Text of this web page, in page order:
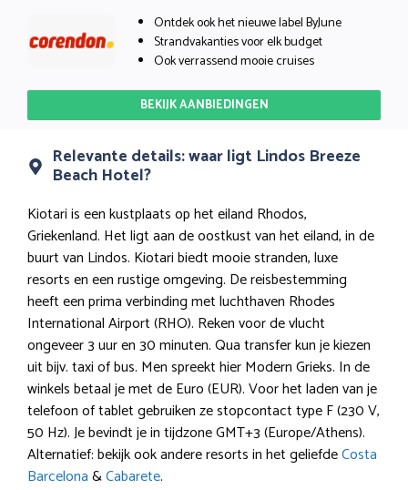
Ontdek ook het nieuwe label ByJune
Strandvakanties voor elk budget
Ook verrassend mooie cruises
BEKIJK AANBIEDINGEN
Relevante details: waar ligt Lindos Breeze
Beach Hotel?
Kiotari is een kustplaats op het eiland Rhodos,
Griekenland. Het ligt aan de oostkust van het eiland, in de
buurt van Lindos. Kiotari biedt mooie stranden, luxe
resorts en een rustige omgeving. De reisbestemming
heeft een prima verbinding met luchthaven Rhodes
International Airport (RHO). Reken voor de vlucht
ongeveer 3 uur en 30 minuten. Qua transfer kun je kiezen
uit bijv. taxi of bus. Men spreekt hier Modern Grieks. In de
winkels betaal je met de Euro (EUR). Voor het laden van je
telefoon of tablet gebruiken ze stopcontact type F (230 V,
50 Hz). Je bevindt je in tijdzone GMT+3 (Europe/Athens).
Alternatief: bekijk ook andere resorts in het geliefdeCosta
Barcelona&Cabarete.